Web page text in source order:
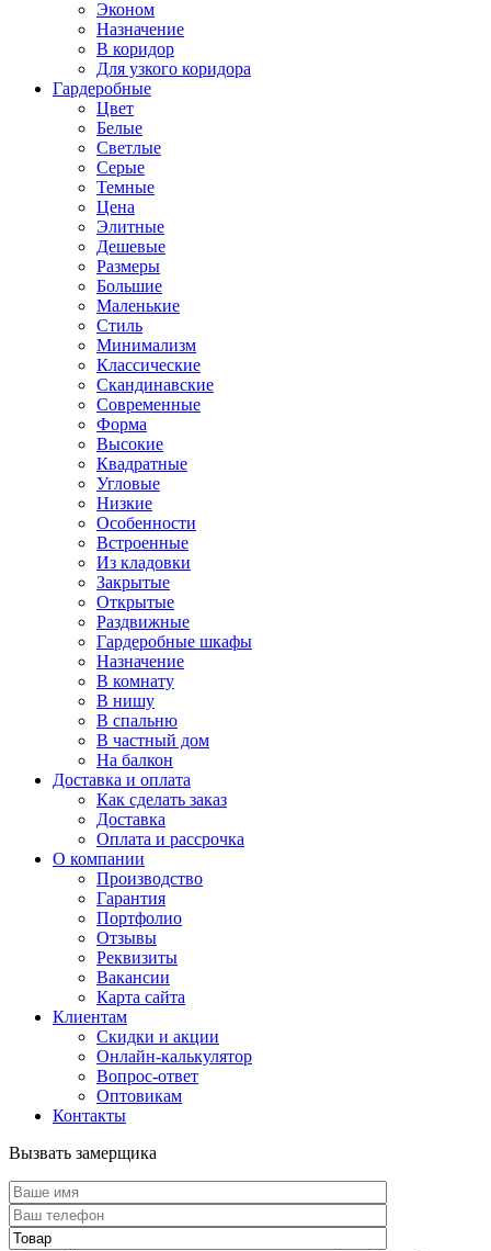
Эконом
Назначение
В коридор
Для узкого коридора
Гардеробные
Цвет
Белые
Светлые
Серые
Темные
Цена
Элитные
Дешевые
Размеры
Большие
Маленькие
Стиль
Минимализм
Классические
Скандинавские
Современные
Форма
Высокие
Квадратные
Угловые
Низкие
Особенности
Встроенные
Из кладовки
Закрытые
Открытые
Раздвижные
Гардеробные шкафы
Назначение
В комнату
В нишу
В спальню
В частный дом
На балкон
Доставка и оплата
Как сделать заказ
Доставка
Оплата и рассрочка
О компании
Производство
Гарантия
Портфолио
Отзывы
Реквизиты
Вакансии
Карта сайта
Клиентам
Скидки и акции
Онлайн-калькулятор
Вопрос-ответ
Оптовикам
Контакты
Вызвать замерщика